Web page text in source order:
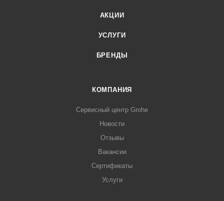
АКЦИИ
УСЛУГИ
БРЕНДЫ
КОМПАНИЯ
Сервисный центр Grohe
Новости
Отзывы
Вакансии
Сертификаты
Услуги